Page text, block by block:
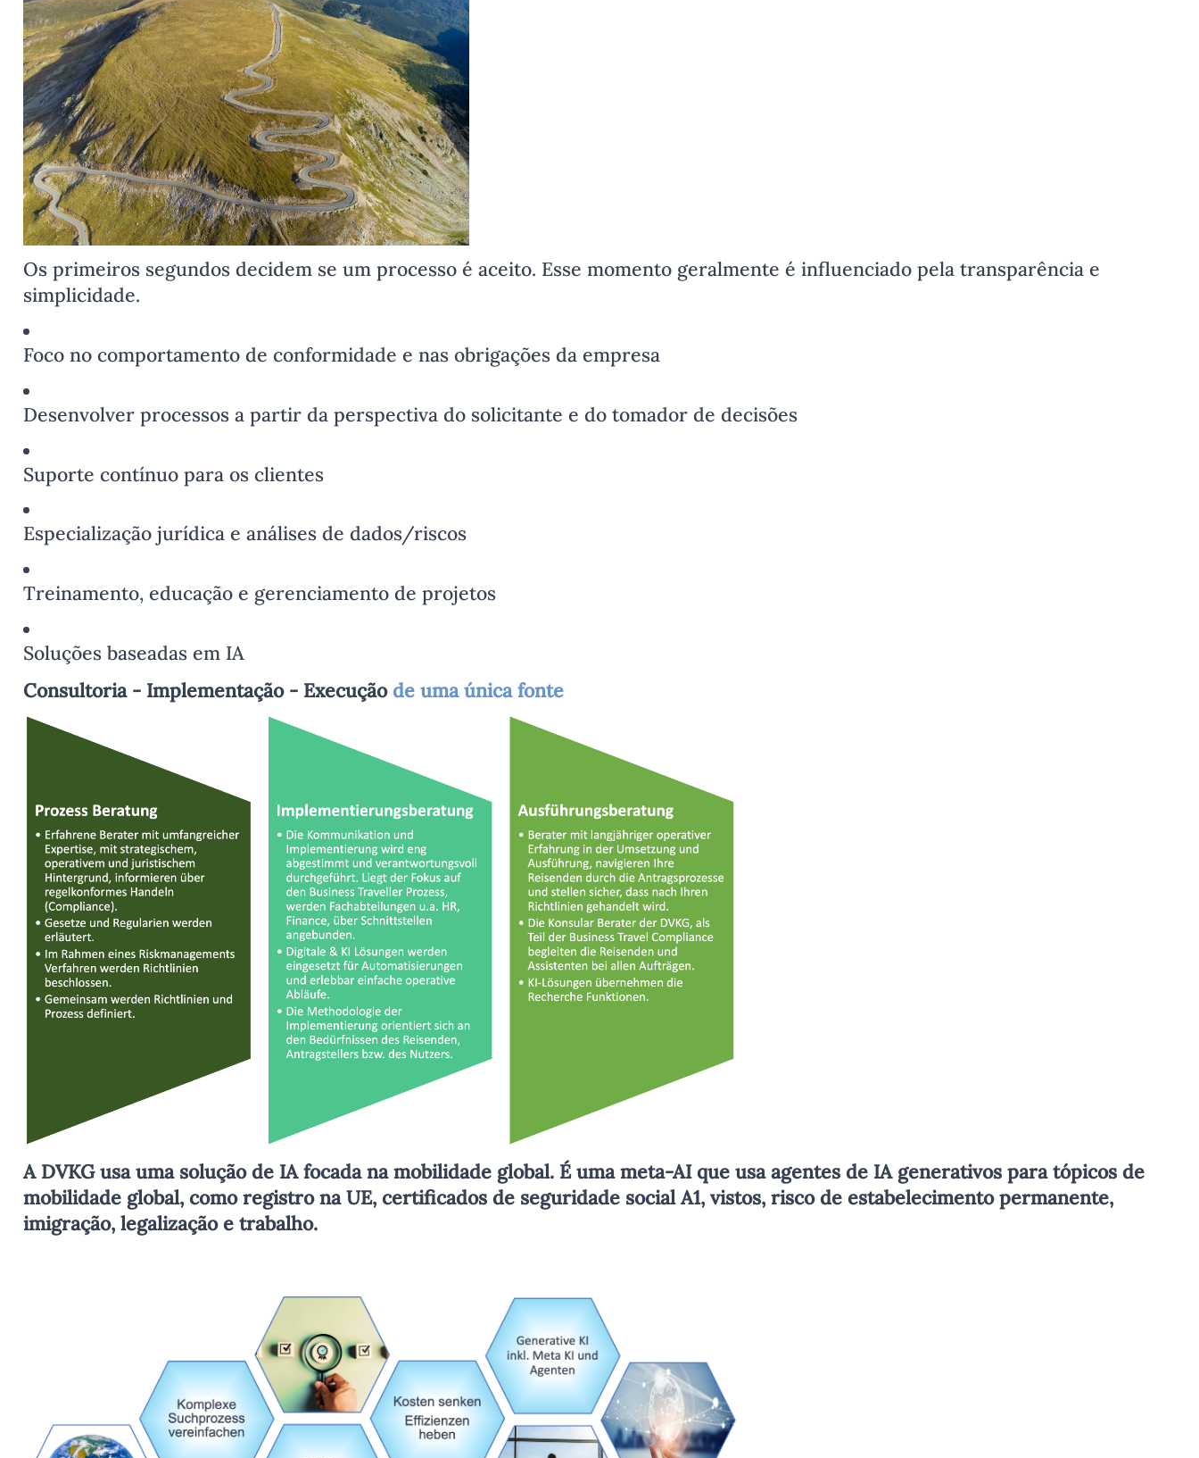
Os primeiros segundos decidem se um processo é aceito. Esse momento geralmente é influenciado pela transparência e
simplicidade.
Foco no comportamento de conformidade e nas obrigações da empresa
Desenvolver processos a partir da perspectiva do solicitante e do tomador de decisões
Suporte contínuo para os clientes
Especialização jurídica e análises de dados/riscos
Treinamento, educação e gerenciamento de projetos
Soluções baseadas em IA
Consultoria - Implementação - Execução de uma única fonte
A DVKG usa uma solução de IA focada na mobilidade global. É uma meta-AI que usa agentes de IA generativos para tópicos de
mobilidade global, como registro na UE, certificados de seguridade social A1, vistos, risco de estabelecimento permanente,
imigração, legalização e trabalho.